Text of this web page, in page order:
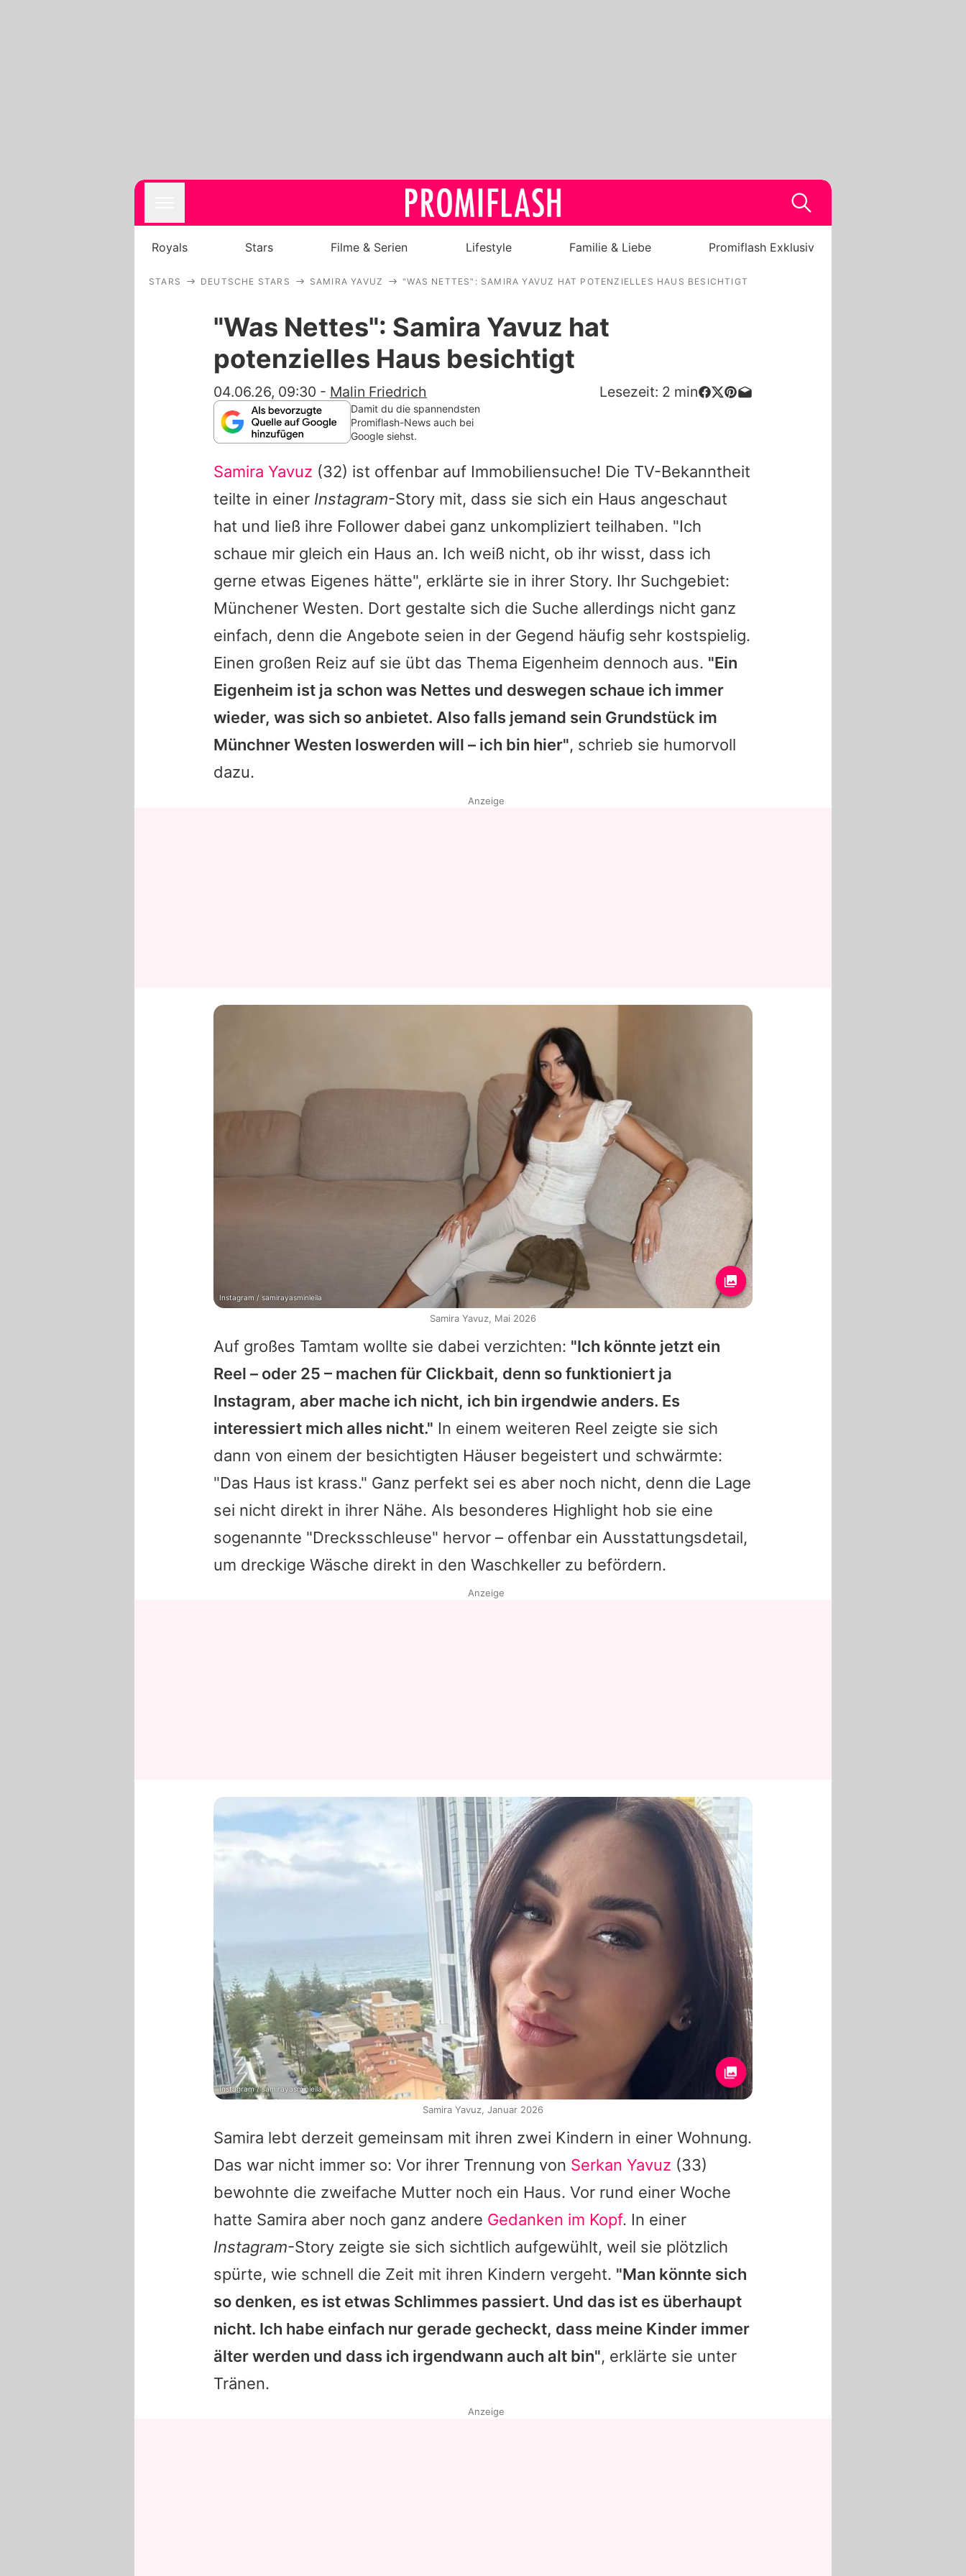
Royals
Stars
Filme & Serien
Familie & Liebe
App runterladen
Team
Redaktionelle Richtlinien
Impressum
Datenschutzerklärung
Nutzungsbedingungen
Utiq verwalten
Royals Stars Filme & Serien Lifestyle Familie & Liebe Promiflash Exklusiv
STARS DEUTSCHE STARS SAMIRA YAVUZ "WAS NETTES": SAMIRA YAVUZ HAT POTENZIELLES HAUS BESICHTIGT
"Was Nettes": Samira Yavuz hat
potenzielles Haus besichtigt
04.06.26, 09:30 - Malin Friedrich Lesezeit: 2 min
Damit du die spannendsten
Promiflash-News auch bei
Google siehst.
Samira Yavuz (32) ist offenbar auf Immobiliensuche! Die TV-Bekanntheit
teilte in einer Instagram-Story mit, dass sie sich ein Haus angeschaut
hat und ließ ihre Follower dabei ganz unkompliziert teilhaben. "Ich
schaue mir gleich ein Haus an. Ich weiß nicht, ob ihr wisst, dass ich
gerne etwas Eigenes hätte", erklärte sie in ihrer Story. Ihr Suchgebiet:
Münchener Westen. Dort gestalte sich die Suche allerdings nicht ganz
einfach, denn die Angebote seien in der Gegend häufig sehr kostspielig.
Einen großen Reiz auf sie übt das Thema Eigenheim dennoch aus. "Ein
Eigenheim ist ja schon was Nettes und deswegen schaue ich immer
wieder, was sich so anbietet. Also falls jemand sein Grundstück im
Münchner Westen loswerden will – ich bin hier", schrieb sie humorvoll
dazu.
Auf großes Tamtam wollte sie dabei verzichten: "Ich könnte jetzt ein
Reel – oder 25 – machen für Clickbait, denn so funktioniert ja
Instagram, aber mache ich nicht, ich bin irgendwie anders. Es
interessiert mich alles nicht." In einem weiteren Reel zeigte sie sich
dann von einem der besichtigten Häuser begeistert und schwärmte:
"Das Haus ist krass." Ganz perfekt sei es aber noch nicht, denn die Lage
sei nicht direkt in ihrer Nähe. Als besonderes Highlight hob sie eine
sogenannte "Drecksschleuse" hervor – offenbar ein Ausstattungsdetail,
um dreckige Wäsche direkt in den Waschkeller zu befördern.
Samira lebt derzeit gemeinsam mit ihren zwei Kindern in einer Wohnung.
Das war nicht immer so: Vor ihrer Trennung von Serkan Yavuz (33)
bewohnte die zweifache Mutter noch ein Haus. Vor rund einer Woche
hatte Samira aber noch ganz andere Gedanken im Kopf. In einer
Instagram-Story zeigte sie sich sichtlich aufgewühlt, weil sie plötzlich
spürte, wie schnell die Zeit mit ihren Kindern vergeht. "Man könnte sich
so denken, es ist etwas Schlimmes passiert. Und das ist es überhaupt
nicht. Ich habe einfach nur gerade gecheckt, dass meine Kinder immer
älter werden und dass ich irgendwann auch alt bin", erklärte sie unter
Tränen.
Anzeige
Instagram / samirayasminleila
Samira Yavuz, Mai 2026
Anzeige
Instagram / samirayasminleila
Samira Yavuz, Januar 2026
Anzeige